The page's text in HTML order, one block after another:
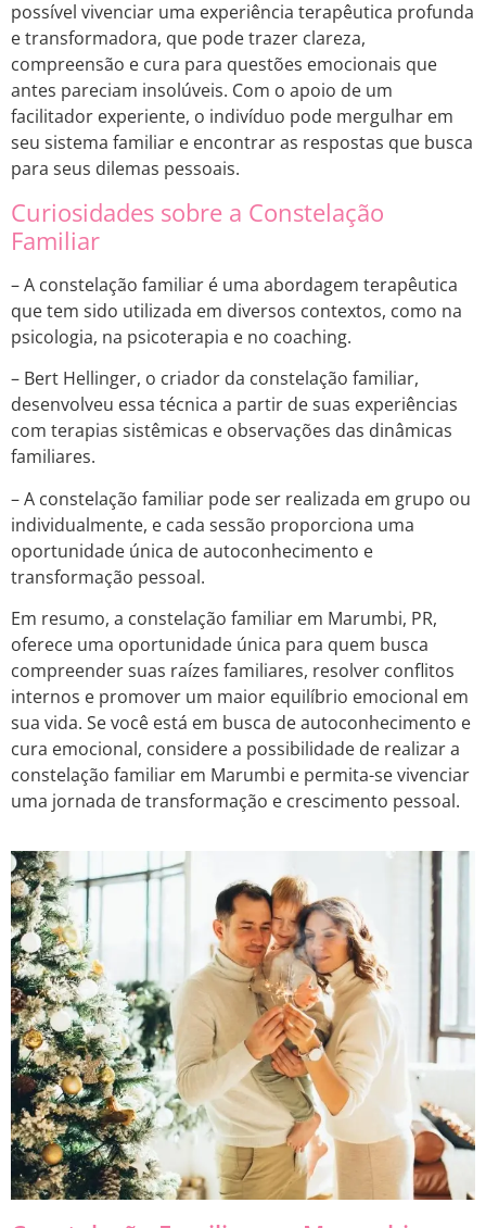
possível vivenciar uma experiência terapêutica profunda
e transformadora, que pode trazer clareza,
compreensão e cura para questões emocionais que
antes pareciam insolúveis. Com o apoio de um
facilitador experiente, o indivíduo pode mergulhar em
seu sistema familiar e encontrar as respostas que busca
para seus dilemas pessoais.
Curiosidades sobre a Constelação
Familiar
– A constelação familiar é uma abordagem terapêutica
que tem sido utilizada em diversos contextos, como na
psicologia, na psicoterapia e no coaching.
– Bert Hellinger, o criador da constelação familiar,
desenvolveu essa técnica a partir de suas experiências
com terapias sistêmicas e observações das dinâmicas
familiares.
– A constelação familiar pode ser realizada em grupo ou
individualmente, e cada sessão proporciona uma
oportunidade única de autoconhecimento e
transformação pessoal.
Em resumo, a constelação familiar em Marumbi, PR,
oferece uma oportunidade única para quem busca
compreender suas raízes familiares, resolver conflitos
internos e promover um maior equilíbrio emocional em
sua vida. Se você está em busca de autoconhecimento e
cura emocional, considere a possibilidade de realizar a
constelação familiar em Marumbi e permita-se vivenciar
uma jornada de transformação e crescimento pessoal.